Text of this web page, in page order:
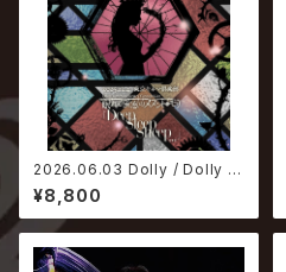
2026.06.03 Dolly / Dolly 2
0th Anniversary Concept L
ive「眠れる蛍窓のメメント・モリ
“Deep Sleep Sheep…”」【Bl
¥8,800